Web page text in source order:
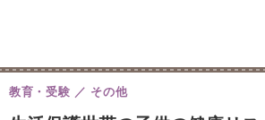
教育・受験 その他